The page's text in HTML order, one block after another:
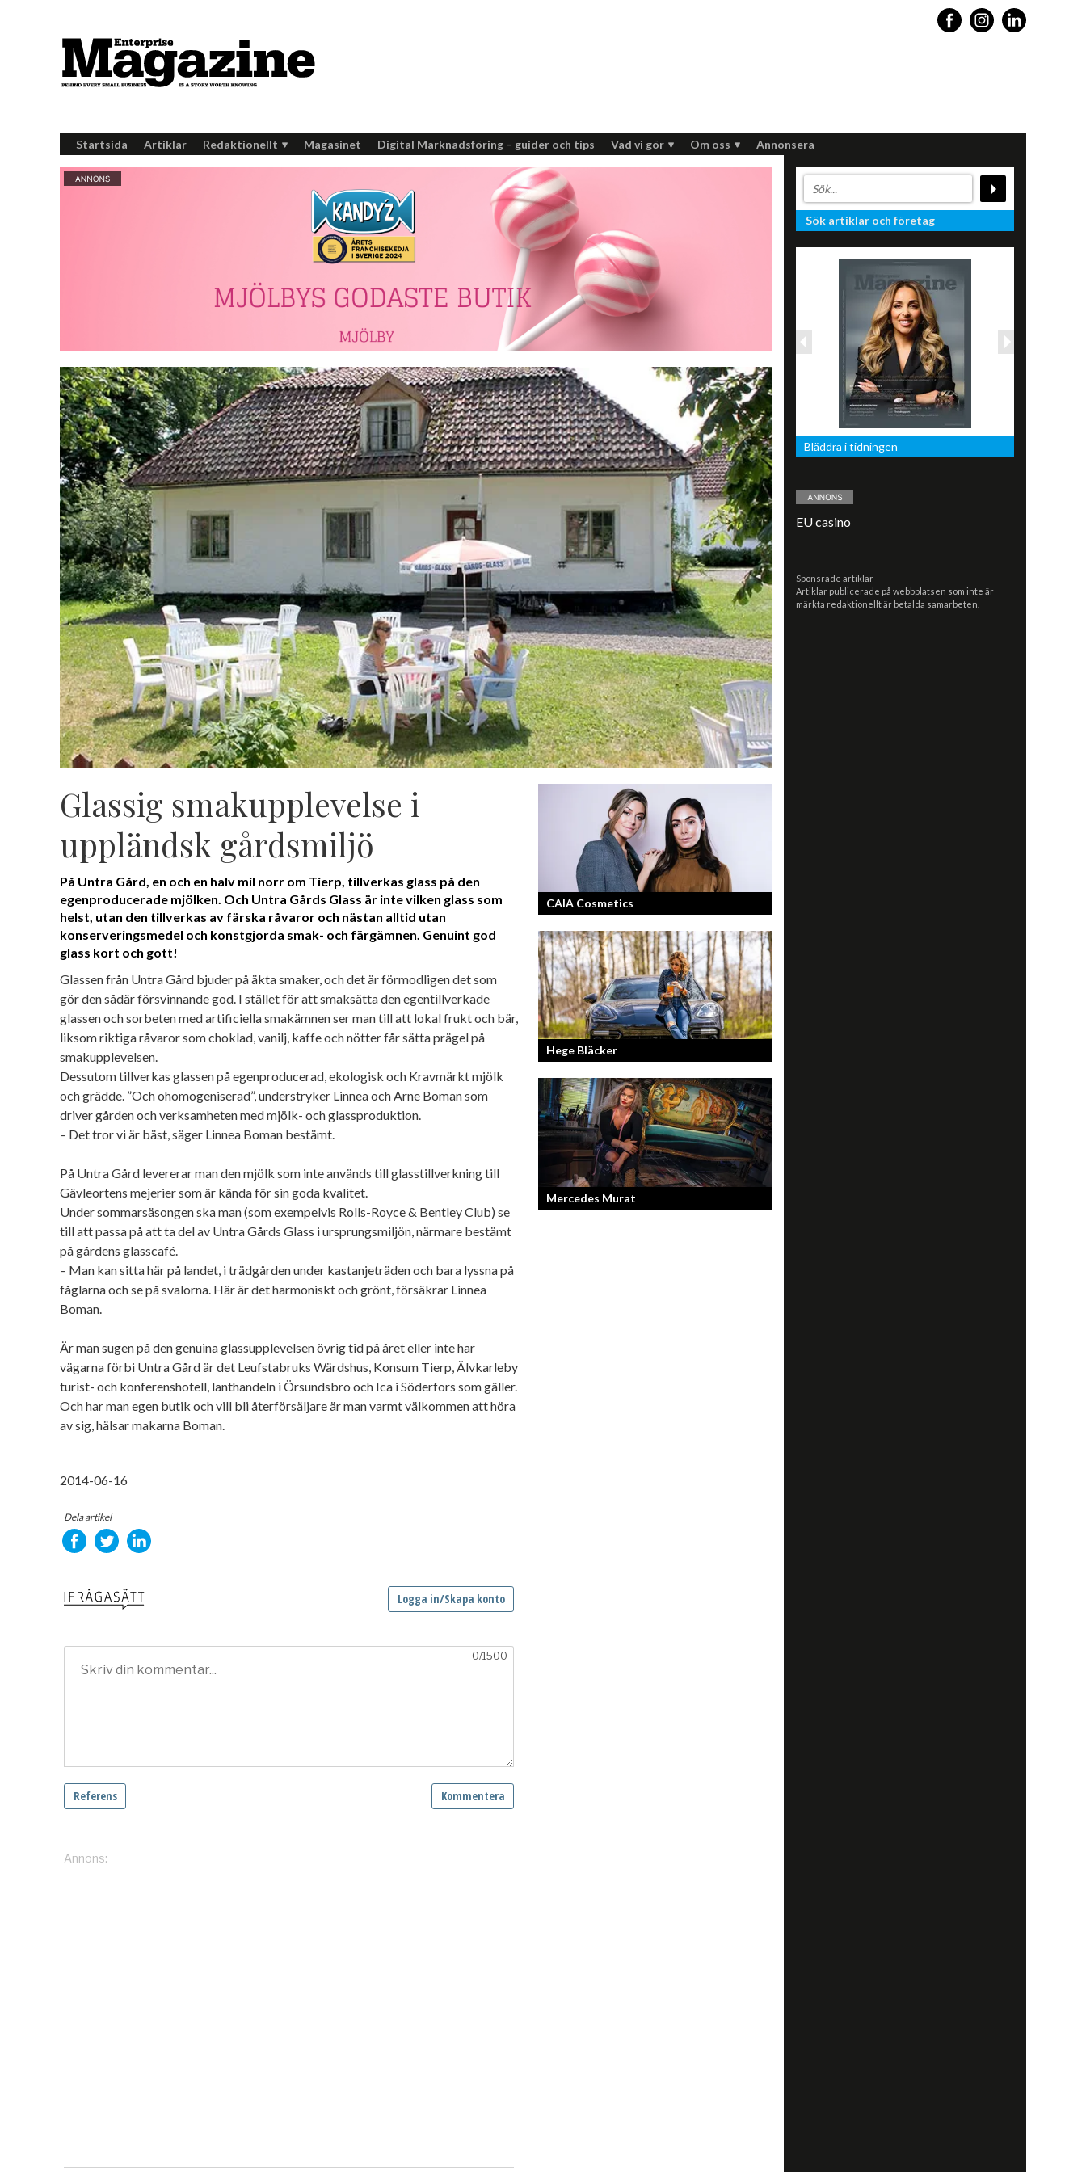
Startsida Artiklar Redaktionellt Magasinet Digital Marknadsföring – guider och tips Vad vi gör Om oss Annonsera
Glassig smakupplevelse i
uppländsk gårdsmiljö
På Untra Gård, en och en halv mil norr om Tierp, tillverkas glass på den
egenproducerade mjölken. Och Untra Gårds Glass är inte vilken glass som
helst, utan den tillverkas av färska råvaror och nästan alltid utan
konserveringsmedel och konstgjorda smak- och färgämnen. Genuint god
glass kort och gott!
Glassen från Untra Gård bjuder på äkta smaker, och det är förmodligen det som
gör den sådär försvinnande god. I stället för att smaksätta den egentillverkade
glassen och sorbeten med artificiella smakämnen ser man till att lokal frukt och bär,
liksom riktiga råvaror som choklad, vanilj, kaffe och nötter får sätta prägel på
smakupplevelsen.
Dessutom tillverkas glassen på egenproducerad, ekologisk och Kravmärkt mjölk
och grädde. ”Och ohomogeniserad”, understryker Linnea och Arne Boman som
driver gården och verksamheten med mjölk- och glassproduktion.
– Det tror vi är bäst, säger Linnea Boman bestämt.
På Untra Gård levererar man den mjölk som inte används till glasstillverkning till
Gävleortens mejerier som är kända för sin goda kvalitet.
Under sommarsäsongen ska man (som exempelvis Rolls-Royce & Bentley Club) se
till att passa på att ta del av Untra Gårds Glass i ursprungsmiljön, närmare bestämt
på gårdens glasscafé.
– Man kan sitta här på landet, i trädgården under kastanjeträden och bara lyssna på
fåglarna och se på svalorna. Här är det harmoniskt och grönt, försäkrar Linnea
Boman.
Är man sugen på den genuina glassupplevelsen övrig tid på året eller inte har
vägarna förbi Untra Gård är det Leufstabruks Wärdshus, Konsum Tierp, Älvkarleby
turist- och konferenshotell, lanthandeln i Örsundsbro och Ica i Söderfors som gäller.
Och har man egen butik och vill bli återförsäljare är man varmt välkommen att höra
av sig, hälsar makarna Boman.
2014-06-16
Dela artikel
CAIA Cosmetics
Skönhet är bra självkänsla och ett vackert
leende enligt grundarna av det nya
raketvarumärket inom smink: CAIA
Cosmetics.
Hege Bläcker
Bilfantast, influencer och en av Lidköpings
mest framgångsrika företagare.
Mercedes Murat
Sök artiklar och företag
Bläddra i tidningen
EU casino
Sponsrade artiklar
Artiklar publicerade på webbplatsen som inte är
märkta redaktionellt är betalda samarbeten.